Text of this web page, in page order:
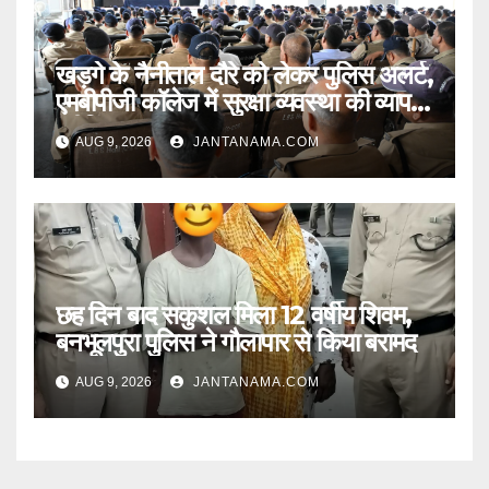
खड़गे के नैनीताल दौरे को लेकर पुलिस अलर्ट,
एमबीपीजी कॉलेज में सुरक्षा व्यवस्था की व्यापक
ब्रीफिंग
AUG 9, 2026 JANTANAMA.COM
छह दिन बाद सकुशल मिला 12 वर्षीय शिवम,
बनभूलपुरा पुलिस ने गौलापार से किया बरामद
AUG 9, 2026 JANTANAMA.COM